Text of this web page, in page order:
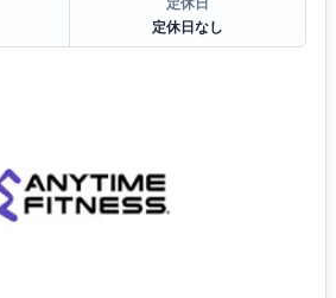
定休日なし